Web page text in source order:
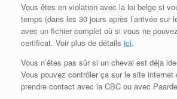
Vous êtes en violation avec la loi belge si
temps (dans les 30 jours après l’arrivée sur
avec un fichier complet où si vous ne
certificat. Voir plus de détails ici.
Vous n’êtes pas sûr si un cheval est déja
Vous pouvez contrôler ça sur le site internet
prendre contact avec la CBC ou avec